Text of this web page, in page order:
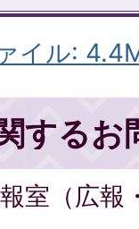
イル:
するお
室（広報